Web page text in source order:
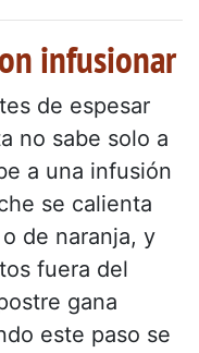
infusionar
de espesar
no sabe solo a
a una infusión
se calienta
de naranja, y
fuera del
gana
este paso se